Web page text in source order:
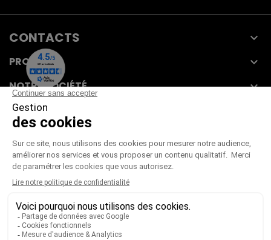
CONTACTS 
PRODUITS 
NOTRE SOCIÉTÉ 
VOTRE COMPTE
CGV|CGU |Mentions légales
Paiement sécurisé
Télécharger notre catalogue